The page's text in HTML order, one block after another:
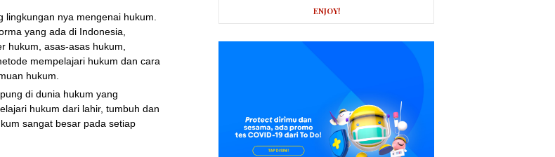
lingkungan nya mengenai hukum.
yang ada di Indonesia,
hukum, asas-asas hukum,
mempelajari hukum dan cara
hukum.
di dunia hukum yang
hukum dari lahir, tumbuh dan
sangat besar pada setiap
ENJOY!